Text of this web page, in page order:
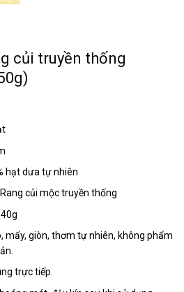
củi truyền thống
hạt dưa tự nhiên
Rang củi mộc truyền thống
mẩy, giòn, thơm tự nhiên, không phẩm
trực tiếp.